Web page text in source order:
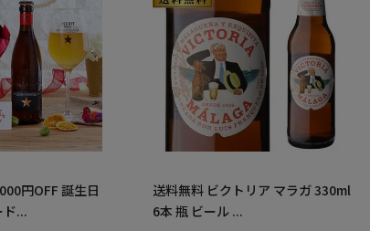
円OFF 誕生日
ド...
送料無料 ビクトリア マラガ 330ml
6本 瓶 ビール ...